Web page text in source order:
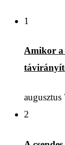
1
Amikor a
2